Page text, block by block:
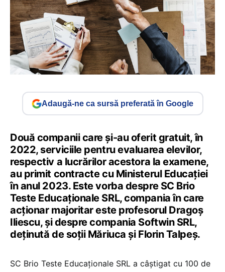
Adaugă-ne ca sursă preferată în Google
Două companii care și-au oferit gratuit, în
2022, serviciile pentru evaluarea elevilor,
respectiv a lucrărilor acestora la examene,
au primit contracte cu Ministerul Educației
în anul 2023. Este vorba despre SC Brio
Teste Educaționale SRL, compania în care
acționar majoritar este profesorul Dragoș
Iliescu, și despre compania Softwin SRL,
deținută de soții Măriuca și Florin Talpeș.
SC Brio Teste Educaționale SRL a câștigat cu 100 de